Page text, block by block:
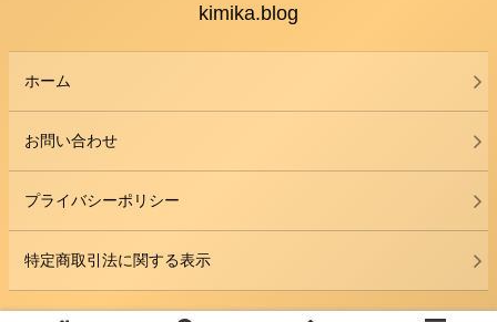
kimika.blog
ホーム
お問い合わせ
プライバシーポリシー
特定商取引法に関する表示